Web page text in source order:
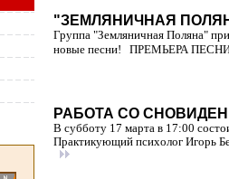
"ЗЕМЛЯНИЧНАЯ
Группа "Земляничная Поляна"
новые песни! ПРЕМЬЕРА ПЕСНИ
РАБОТА СО
В субботу 17 марта в 17:00
Практикующий психолог Игорь